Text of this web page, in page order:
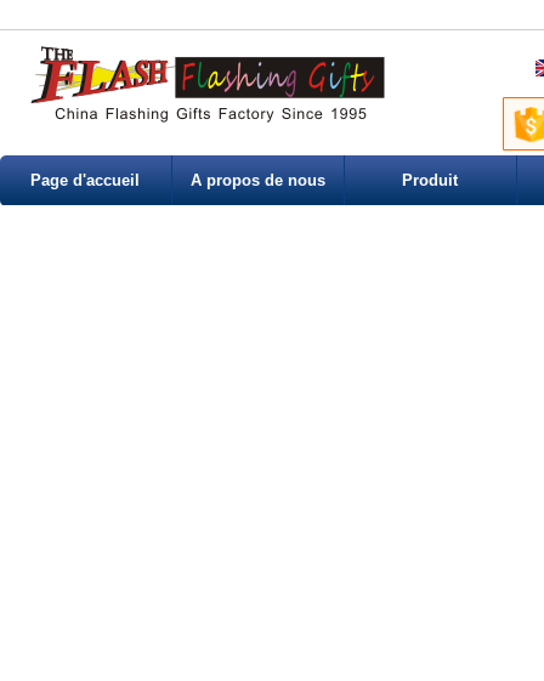
Page d'accueil A propos de nous Produit